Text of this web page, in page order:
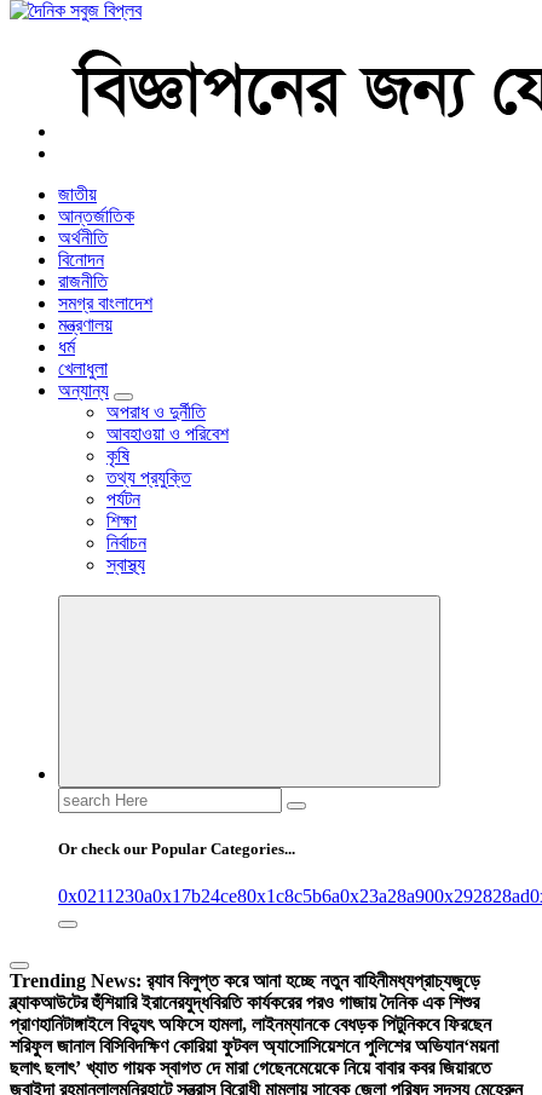
বাংলা নিউজ পেপার
জাতীয়
আন্তর্জাতিক
অর্থনীতি
বিনোদন
রাজনীতি
সমগ্র বাংলাদেশ
মন্ত্রণালয়
ধর্ম
খেলাধুলা
অন্যান্য
অপরাধ ও দুর্নীতি
আবহাওয়া ও পরিবেশ
কৃষি
তথ্য প্রযুক্তি
পর্যটন
শিক্ষা
নির্বাচন
স্বাস্থ্য
Search
for:
Or check our Popular Categories...
0x0211230a0x17b24ce80x1c8c5b6a0x23a28a900x292828ad
Trending News: র‍্যাব বিলুপ্ত করে আনা হচ্ছে নতুন বাহিনীমধ্যপ্রাচ্যজুড়ে
ব্ল্যাকআউটের হুঁশিয়ারি ইরানেরযুদ্ধবিরতি কার্যকরের পরও গাজায় দৈনিক এক শিশুর
প্রাণহানিটাঙ্গাইলে বিদ্যুৎ অফিসে হামলা, লাইনম্যানকে বেধড়ক পিটুনিকবে ফিরছেন
শরিফুল জানাল বিসিবিদক্ষিণ কোরিয়া ফুটবল অ্যাসোসিয়েশনে পুলিশের অভিযান‘ময়না
ছলাৎ ছলাৎ’ খ্যাত গায়ক স্বাগত দে মারা গেছেনমেয়েকে নিয়ে বাবার কবর জিয়ারতে
জুবাইদা রহমানলালমনিরহাটে সন্ত্রাস বিরোধী মামলায় সাবেক জেলা পরিষদ সদস্য মেহেরুন